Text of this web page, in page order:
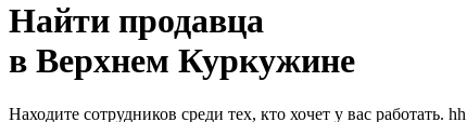
Найти продавца
в Верхнем Куркужине
Находите сотрудников среди тех, кто хочет у вас работать.